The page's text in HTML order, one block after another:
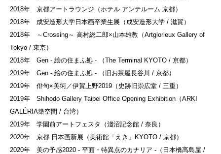
2018年 京都アートラウンジ（ホテル アンテルーム 京都）
2018年 成安造形大学日本画卒業生展（成安造形大学 / 滋賀）
2018年 ～Crossing～ 高村総二郎×山本雄教（Artglorieux Gallery of
Tokyo / 東京）
2018年 Gen - 絵の住まふ処 - （The Terminal KYOTO / 京都）
2019年 Gen - 絵の住まふ処 - （旧お茶屋長谷川 / 京都）
2019年 俳句×美術／伊賀上野2019（史跡旧崇広堂 / 三重）
2019年 Shihodo Gallery Taipei Office Opening Exhibition（ARKI
GALÉRIA築空間 / 台湾）
2019年 学園前アートフェスタ（淺沼記念館 / 奈良）
2020年 京都 日本画新展（美術館「えき」KYOTO / 京都）
2020年 美の予感2020 - 平面・特異点のカナリア -（日本橋高島屋 /